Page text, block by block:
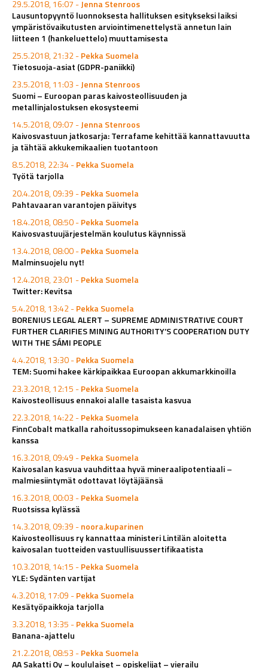
29.5.2018, 16:07 -Jenna Stenroos
Lausuntopyyntö luonnoksesta hallituksen esitykseksi laiksi
ympäristövaikutusten arviointimenettelystä annetun lain
liitteen 1 (hankeluettelo) muuttamisesta
25.5.2018, 21:32 -Pekka Suomela
Tietosuoja-asiat (GDPR-paniikki)
23.5.2018, 11:03 -Jenna Stenroos
Suomi – Euroopan paras kaivosteollisuuden ja
metallinjalostuksen ekosysteemi
14.5.2018, 09:07 -Jenna Stenroos
Kaivosvastuun jatkosarja: Terrafame kehittää kannattavuutta
ja tähtää akkukemikaalien tuotantoon
8.5.2018, 22:34 -Pekka Suomela
Työtä tarjolla
20.4.2018, 09:39 -Pekka Suomela
Pahtavaaran varantojen päivitys
18.4.2018, 08:50 -Pekka Suomela
Kaivosvastuujärjestelmän koulutus käynnissä
13.4.2018, 08:00 -Pekka Suomela
Malminsuojelu nyt!
12.4.2018, 23:01 -Pekka Suomela
Twitter: Kevitsa
5.4.2018, 13:42 -Pekka Suomela
BORENIUS LEGAL ALERT – SUPREME ADMINISTRATIVE COURT
FURTHER CLARIFIES MINING AUTHORITY’S COOPERATION DUTY
WITH THE SÁMI PEOPLE
4.4.2018, 13:30 -Pekka Suomela
TEM: Suomi hakee kärkipaikkaa Euroopan akkumarkkinoilla
23.3.2018, 12:15 -Pekka Suomela
Kaivosteollisuus ennakoi alalle tasaista kasvua
22.3.2018, 14:22 -Pekka Suomela
FinnCobalt matkalla rahoitussopimukseen kanadalaisen yhtiön
kanssa
16.3.2018, 09:49 -Pekka Suomela
Kaivosalan kasvua vauhdittaa hyvä mineraalipotentiaali –
malmiesiintymät odottavat löytäjäänsä
16.3.2018, 00:03 -Pekka Suomela
Ruotsissa kylässä
14.3.2018, 09:39 -noora.kuparinen
Kaivosteollisuus ry kannattaa ministeri Lintilän aloitetta
kaivosalan tuotteiden vastuullisuussertifikaatista
10.3.2018, 14:15 -Pekka Suomela
YLE: Sydänten vartijat
4.3.2018, 17:09 -Pekka Suomela
Kesätyöpaikkoja tarjolla
3.3.2018, 13:35 -Pekka Suomela
Banana-ajattelu
21.2.2018, 08:53 -Pekka Suomela
AA Sakatti Oy – koululaiset – opiskelijat – vierailu